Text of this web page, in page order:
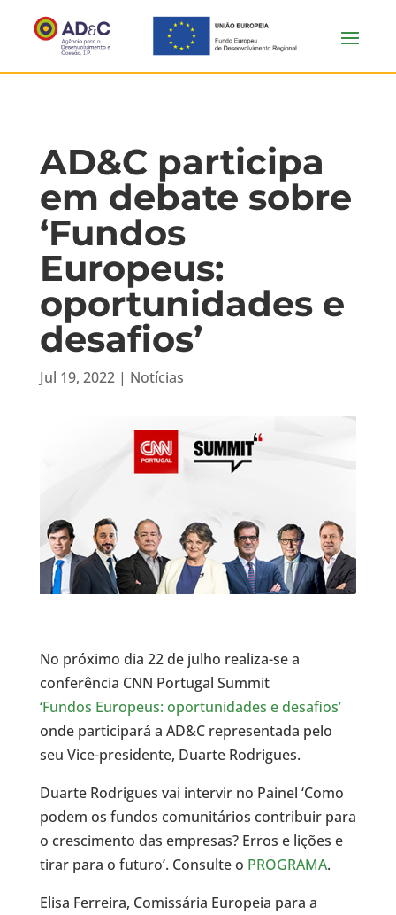
AD&C participa
em debate sobre
‘Fundos
Europeus:
oportunidades e
desafios’
Jul 19, 2022| Notícias
No próximo dia 22 de julho realiza-se a
conferência CNN Portugal Summit
‘Fundos Europeus: oportunidades e desafios’
onde participará a AD&C representada pelo
seu Vice-presidente, Duarte Rodrigues.
Duarte Rodrigues vai intervir no Painel ‘Como
podem os fundos comunitários contribuir para
o crescimento das empresas? Erros e lições e
tirar para o futuro’. Consulte o PROGRAMA.
Elisa Ferreira, Comissária Europeia para a